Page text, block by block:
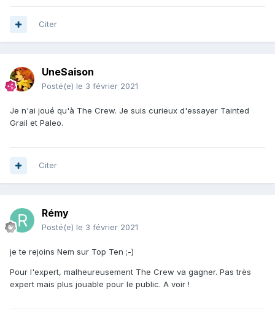
Citer
UneSaison
Posté(e) le 3 février 2021
Je n'ai joué qu'à The Crew. Je suis curieux d'essayer Tainted
Grail et Paleo.
Citer
Rémy
Posté(e) le 3 février 2021
je te rejoins Nem sur Top Ten ;-)
Pour l'expert, malheureusement The Crew va gagner. Pas très
expert mais plus jouable pour le public. A voir !